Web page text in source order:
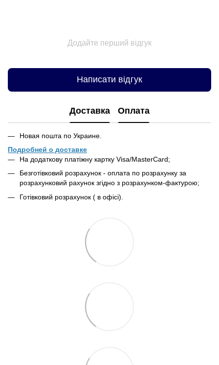
Додайте перший відгук
Написати відгук
Доставка Оплата
Новая пошта по Украине.
Подробней о доставке
На додаткову платіжну картку Visa/MasterCard;
Безготівковий розрахунок - оплата по розрахунку за
розрахунковий рахунок згідно з розрахунком-фактурою;
Готівковий розрахунок ( в офісі).